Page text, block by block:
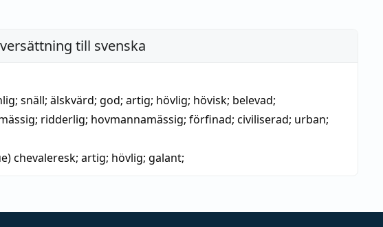
till svenska
; snäll; älskvärd; god; artig; hövlig; hövisk; belevad;
; ridderlig; hovmannamässig; förfinad; civiliserad; urban;
chevaleresk; artig; hövlig; galant;